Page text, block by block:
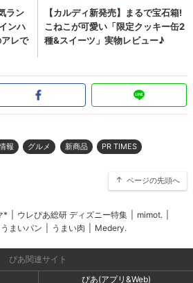
報 グルメ 新商品 PR TIMES
ページの先頭へ
* ウレぴあ総研 ディズニー特集 mimot.
うまいパン うまい肉 Medery.
ぴあ関連サイト
ぴあ(アプリ&Web)